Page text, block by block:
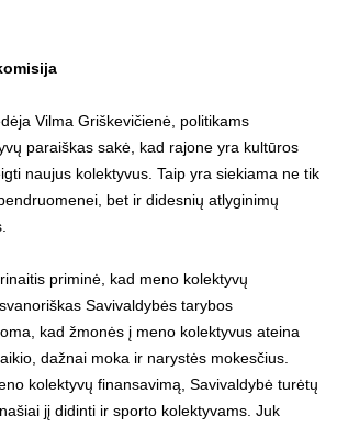
Vilma Griškevičienė, politikams
paraiškas sakė, kad rajone yra kultūros
naujus kolektyvus. Taip yra siekiama ne tik
bet ir didesnių atlyginimų
priminė, kad meno kolektyvų
Savivaldybės tarybos
kad žmonės į meno kolektyvus ateina
dažnai moka ir narystės mokesčius.
kolektyvų finansavimą, Savivaldybė turėtų
jį didinti ir sporto kolektyvams. Juk